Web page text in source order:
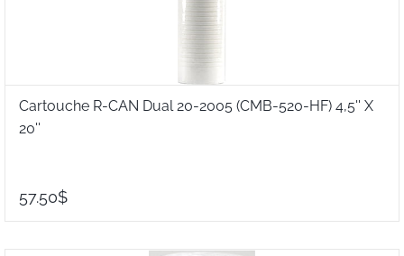
Cartouche R-CAN Dual 20-2005 (CMB-520-HF) 4,5'' X
20''
57.50$